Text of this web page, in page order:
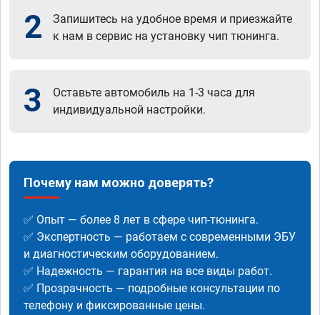
2
Запишитесь на удобное время и приезжайте
к нам в сервис на установку чип тюнинга.
3
Оставьте автомобиль на 1-3 часа для
индивидуальной настройки.
Почему нам можно доверять?
✅ Опыт — более 8 лет в сфере чип-тюнинга.
✅ Экспертность — работаем с современными ЭБУ
и диагностическим оборудованием.
✅ Надежность — гарантия на все виды работ.
✅ Прозрачность — подробные консультации по
телефону и фиксированные цены.